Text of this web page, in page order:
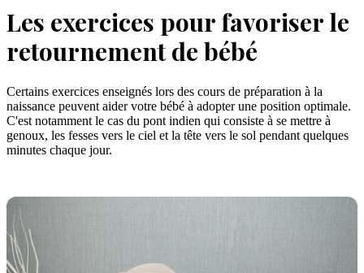
Les exercices pour favoriser le
retournement de bébé
Certains exercices enseignés lors des cours de préparation à la
naissance peuvent aider votre bébé à adopter une position optimale.
C'est notamment le cas du pont indien qui consiste à se mettre à
genoux, les fesses vers le ciel et la tête vers le sol pendant quelques
minutes chaque jour.